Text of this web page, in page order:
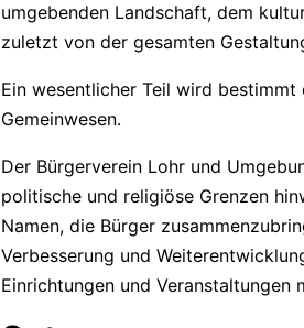
umgebenden Landschaft, dem
zuletzt von der gesamten
Ein wesentlicher Teil wird
Gemeinwesen.
Der Bürgerverein Lohr und
politische und religiöse Grenzen
Namen, die Bürger
Verbesserung und
Einrichtungen und Veranstaltungen